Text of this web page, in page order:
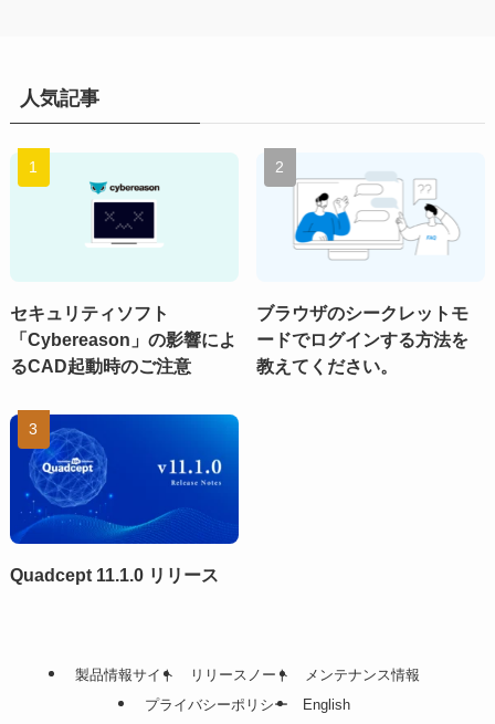
人気記事
セキュリティソフト
「Cybereason」の影響によ
るCAD起動時のご注意
ブラウザのシークレットモ
ードでログインする方法を
教えてください。
Quadcept 11.1.0 リリース
製品情報サイト リリースノート
メンテナンス情報
プライバシーポリシー
English